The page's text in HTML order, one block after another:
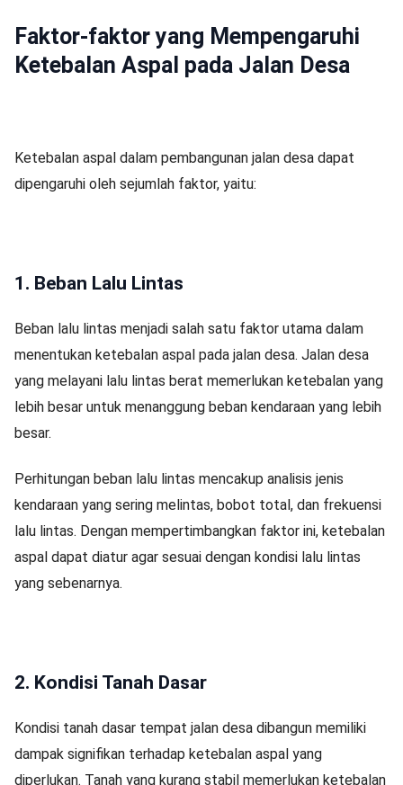
Faktor-faktor yang Mempengaruhi
Ketebalan Aspal pada Jalan Desa
Ketebalan aspal dalam pembangunan jalan desa dapat
dipengaruhi oleh sejumlah faktor, yaitu:
1. Beban Lalu Lintas
Beban lalu lintas menjadi salah satu faktor utama dalam
menentukan ketebalan aspal pada jalan desa. Jalan desa
yang melayani lalu lintas berat memerlukan ketebalan yang
lebih besar untuk menanggung beban kendaraan yang lebih
besar.
Perhitungan beban lalu lintas mencakup analisis jenis
kendaraan yang sering melintas, bobot total, dan frekuensi
lalu lintas. Dengan mempertimbangkan faktor ini, ketebalan
aspal dapat diatur agar sesuai dengan kondisi lalu lintas
yang sebenarnya.
2. Kondisi Tanah Dasar
Kondisi tanah dasar tempat jalan desa dibangun memiliki
dampak signifikan terhadap ketebalan aspal yang
diperlukan. Tanah yang kurang stabil memerlukan ketebalan